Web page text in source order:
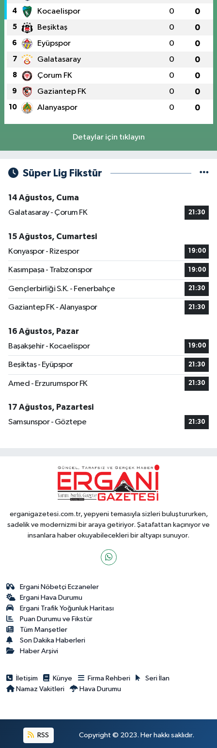
4 Kocaelispor 0 0
5 Beşiktaş 0 0
6 Eyüpspor 0 0
7 Galatasaray 0 0
8 Çorum FK 0 0
9 Gaziantep FK 0 0
10 Alanyaspor 0 0
Detaylar için tıklayın
Süper Lig Fikstür
14 Ağustos, Cuma
Galatasaray - Çorum FK
21:30
15 Ağustos, Cumartesi
Konyaspor - Rizespor
19:00
Kasımpaşa - Trabzonspor 19:00
Gençlerbirliği S.K. - Fenerbahçe 21:30
Gaziantep FK - Alanyaspor 21:30
16 Ağustos, Pazar
Başakşehir - Kocaelispor
19:00
Beşiktaş - Eyüpspor 21:30
Amed - Erzurumspor FK 21:30
17 Ağustos, Pazartesi
Samsunspor - Göztepe
21:30
erganigazetesi.com.tr, yepyeni temasıyla sizleri buluştururken,
sadelik ve modernizmi bir araya getiriyor. Şatafattan kaçınıyor ve
insanlara haber okuyabilecekleri bir altyapı sunuyor.
Ergani Nöbetçi Eczaneler
Ergani Hava Durumu
Ergani Trafik Yoğunluk Haritası
Puan Durumu ve Fikstür
Tüm Manşetler
Son Dakika Haberleri
Haber Arşivi
İletişim Künye Firma Rehberi
Seri İlan
Namaz Vakitleri
Hava Durumu
RSS Copyright © 2023. Her hakkı saklıdır.